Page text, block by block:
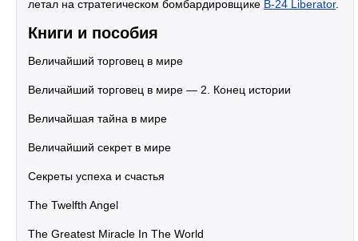
летал на стратегическом бомбардировщике B-24 Liberator.
Книги и пособия
Величайший торговец в мире
Величайший торговец в мире — 2. Конец истории
Величайшая тайна в мире
Величайший секрет в мире
Секреты успеха и счастья
The Twelfth Angel
The Greatest Miracle In The World